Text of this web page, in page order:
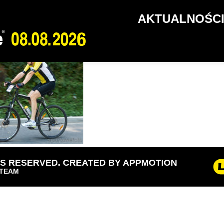
AKTUALNOŚCI
Pologne Amatorów
RESERVED. CREATED BY APPMOTION